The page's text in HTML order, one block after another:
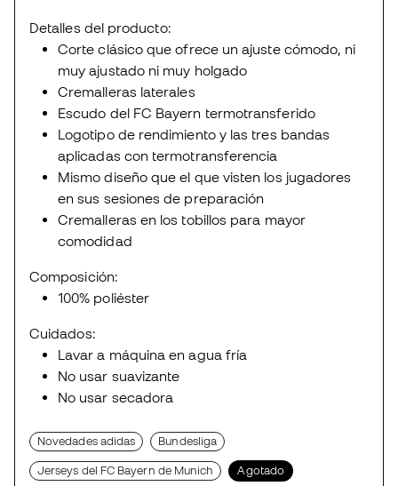
Detalles del producto:
Corte clásico que ofrece un ajuste cómodo, ni
muy ajustado ni muy holgado
Cremalleras laterales
Escudo del FC Bayern termotransferido
Logotipo de rendimiento y las tres bandas
aplicadas con termotransferencia
Mismo diseño que el que visten los jugadores
en sus sesiones de preparación
Cremalleras en los tobillos para mayor
comodidad
Composición:
100% poliéster
Cuidados:
Lavar a máquina en agua fría
No usar suavizante
No usar secadora
Novedades adidas Bundesliga
Jerseys del FC Bayern de Munich Agotado